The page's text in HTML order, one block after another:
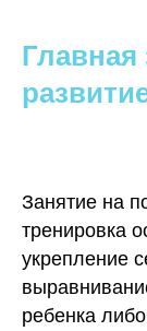
Главная
Занятие на
тренировка
укрепление
ребенка